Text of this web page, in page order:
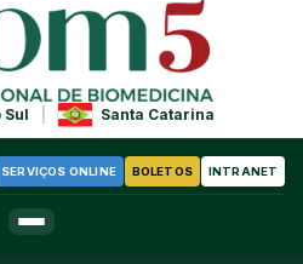
Sul Santa Catarina
SERVIÇOS ONLINE BOLETOS INTRANET